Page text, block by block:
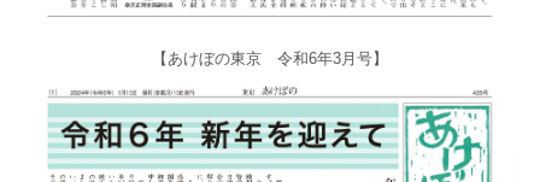
【あけぼの東京 令和6年3月号】